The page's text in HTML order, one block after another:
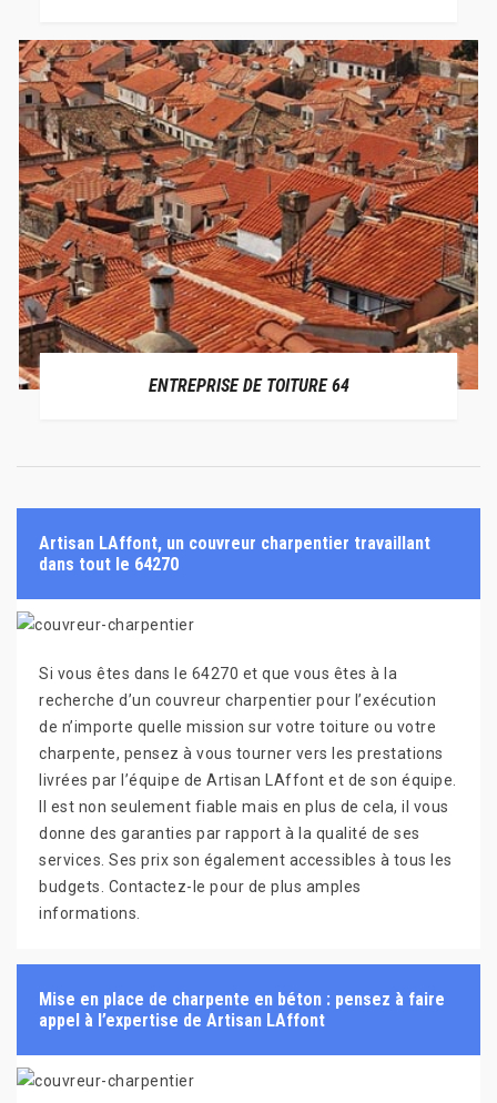
ENTREPRISE DE TOITURE 64
Artisan LAffont, un couvreur charpentier travaillant
dans tout le 64270
Si vous êtes dans le 64270 et que vous êtes à la
recherche d’un couvreur charpentier pour l’exécution
de n’importe quelle mission sur votre toiture ou votre
charpente, pensez à vous tourner vers les prestations
livrées par l’équipe de Artisan LAffont et de son équipe.
Il est non seulement fiable mais en plus de cela, il vous
donne des garanties par rapport à la qualité de ses
services. Ses prix son également accessibles à tous les
budgets. Contactez-le pour de plus amples
informations.
Mise en place de charpente en béton : pensez à faire
appel à l’expertise de Artisan LAffont